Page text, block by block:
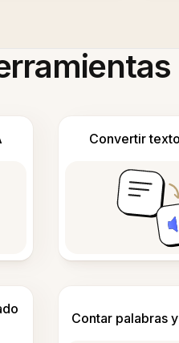
Convertir
Contar palabras